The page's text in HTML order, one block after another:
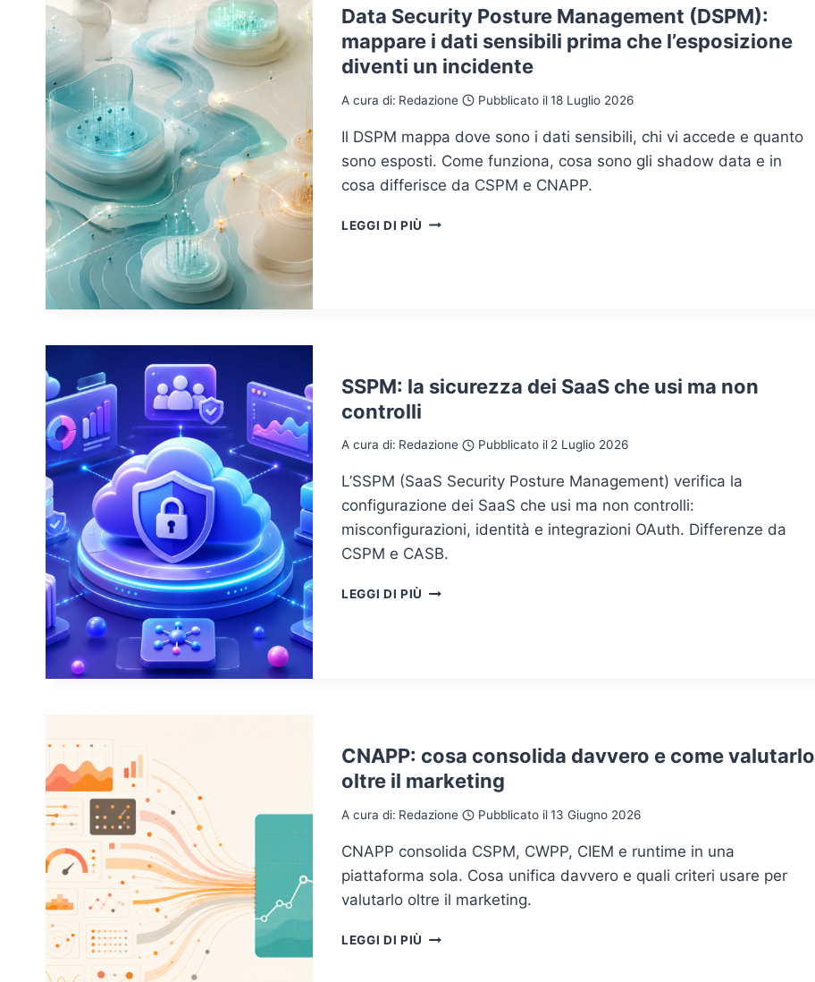
Data Security Posture Management (DSPM):
mappare i dati sensibili prima che l’esposizione
diventi un incidente
A cura di: Redazione Pubblicato il18 Luglio 2026
Il DSPM mappa dove sono i dati sensibili, chi vi accede e quanto
sono esposti. Come funziona, cosa sono gli shadow data e in
cosa differisce da CSPM e CNAPP.
LEGGI DI PIÙ DATA
PRIMA
DIVENTI
INCIDENTE
SSPM: la sicurezza dei SaaS che usi ma non
controlli
A cura di: Redazione Pubblicato il 2 Luglio 2026
L’SSPM (SaaS Security Posture Management) verifica la
configurazione dei SaaS che usi ma non controlli:
misconfigurazioni, identità e integrazioni OAuth. Differenze da
CSPM e CASB.
LEGGI DI PIÙ SSPM:
CONTROLLI
CNAPP: cosa consolida davvero e come valutarlo
oltre il marketing
A cura di: Redazione Pubblicato il13 Giugno 2026
CNAPP consolida CSPM, CWPP, CIEM e runtime in una
piattaforma sola. Cosa unifica davvero e quali criteri usare per
valutarlo oltre il marketing.
LEGGI DI PIÙ CNAPP: